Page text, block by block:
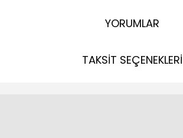
YORUMLAR
TAKSİT SEÇENEKLERİ